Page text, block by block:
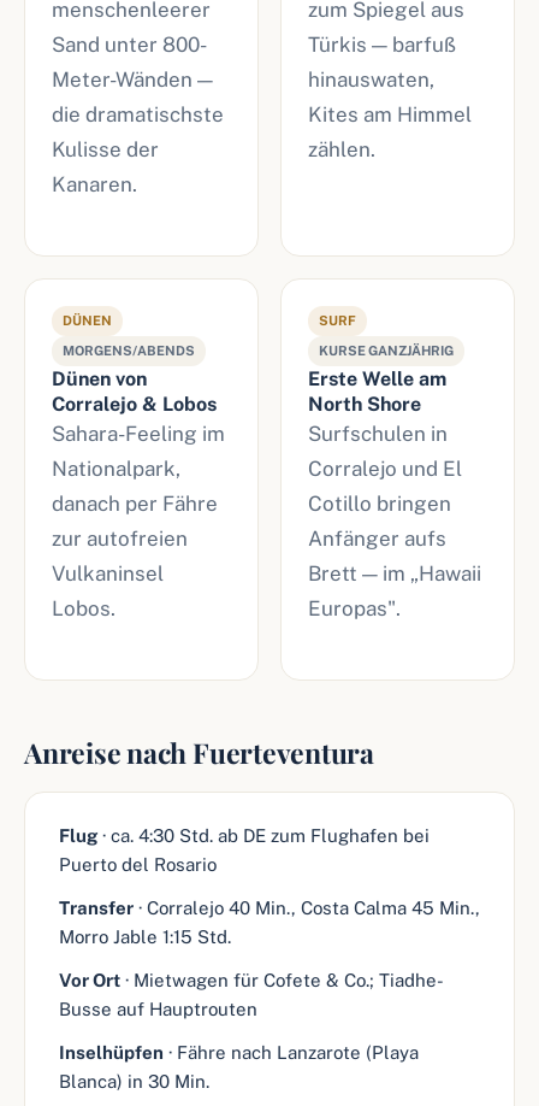
menschenleerer
Sand unter 800-
Meter-Wänden —
die dramatischste
Kulisse der
Kanaren.
zum Spiegel aus
Türkis — barfuß
hinauswaten,
Kites am Himmel
zählen.
DÜNEN
MORGENS/ABENDS
Dünen von
Corralejo & Lobos
Sahara-Feeling im
Nationalpark,
danach per Fähre
zur autofreien
Vulkaninsel
Lobos.
SURF
KURSE GANZJÄHRIG
Erste Welle am
North Shore
Surfschulen in
Corralejo und El
Cotillo bringen
Anfänger aufs
Brett — im „Hawaii
Europas".
Anreise nach Fuerteventura
Flug · ca. 4:30 Std. ab DE zum Flughafen bei
Puerto del Rosario
Transfer · Corralejo 40 Min., Costa Calma 45 Min.,
Morro Jable 1:15 Std.
Vor Ort · Mietwagen für Cofete & Co.; Tiadhe-
Busse auf Hauptrouten
Inselhüpfen · Fähre nach Lanzarote (Playa
Blanca) in 30 Min.